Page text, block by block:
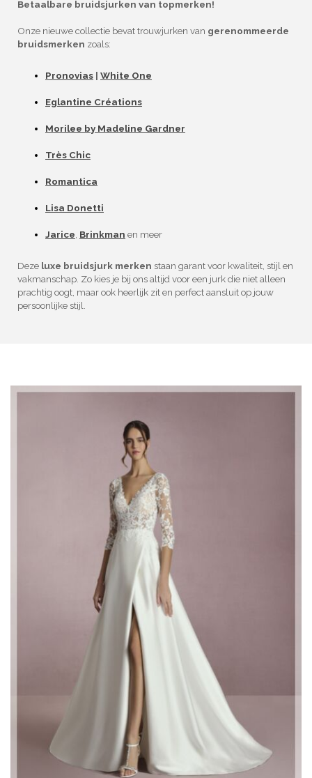
Betaalbare bruidsjurken van topmerken!
Onze nieuwe collectie bevat trouwjurken van gerenommeerde
bruidsmerken zoals:
Pronovias | White One
Eglantine Créations
Morilee by Madeline Gardner
Très Chic
Romantica
Lisa Donetti
Jarice, Brinkman en meer
Deze luxe bruidsjurk merken staan garant voor kwaliteit, stijl en
vakmanschap. Zo kies je bij ons altijd voor een jurk die niet alleen
prachtig oogt, maar ook heerlijk zit en perfect aansluit op jouw
persoonlijke stijl.